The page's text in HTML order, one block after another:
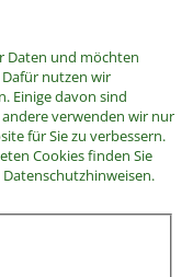
Daten und möchten
nutzen wir
Einige davon sind
verwenden wir nur
für Sie zu verbessern.
Cookies finden Sie